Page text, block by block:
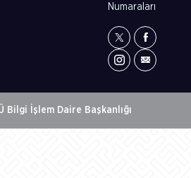
Numaraları
Bilgi İşlem Daire Başkanlığı